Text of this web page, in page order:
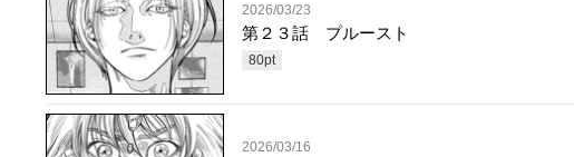
2026/03/23
第２３話 プルースト
80pt
2026/03/16